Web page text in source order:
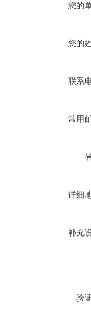
您的
您的
联系
常用
详细
补充
验